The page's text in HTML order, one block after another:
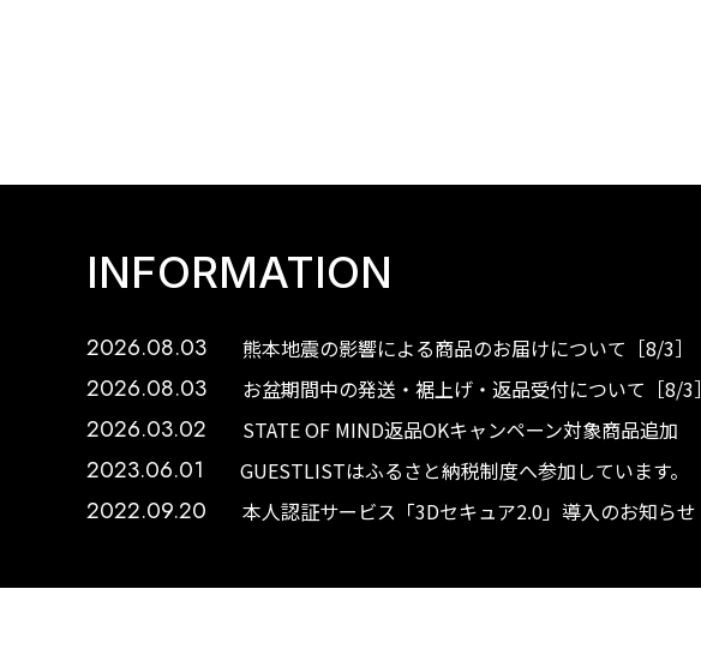
INFORMATION
2026.08.03 熊本地震の影響による商品のお届けについて［8/3］
2026.08.03 お盆期間中の発送・裾上げ・返品受付について［8/3］
2026.03.02 STATE OF MIND返品OKキャンペーン対象商品追加
2023.06.01 GUESTLISTはふるさと納税制度へ参加しています。
2022.09.20 本人認証サービス「3Dセキュア2.0」導入のお知らせ